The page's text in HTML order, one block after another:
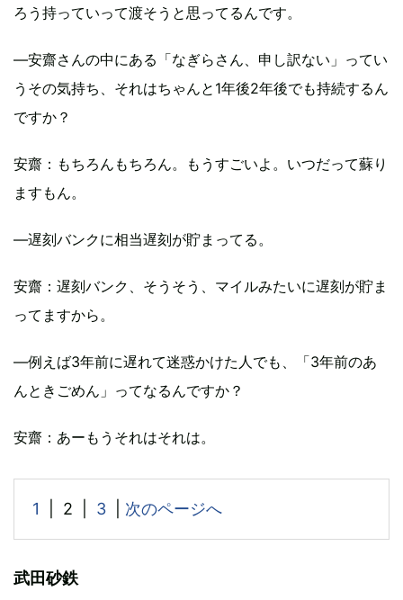
ろう持っていって渡そうと思ってるんです。
―安齋さんの中にある「なぎらさん、申し訳ない」ってい
うその気持ち、それはちゃんと1年後2年後でも持続するん
ですか？
安齋 ：もちろんもちろん。もうすごいよ。いつだって蘇り
ますもん。
―遅刻バンクに相当遅刻が貯まってる。
安齋 ：遅刻バンク、そうそう、マイルみたいに遅刻が貯ま
ってますから。
―例えば3年前に遅れて迷惑かけた人でも、「3年前のあ
んときごめん」ってなるんですか？
安齋 ：あーもうそれはそれは。
1 | 2 | 3 次のページへ
武田砂鉄